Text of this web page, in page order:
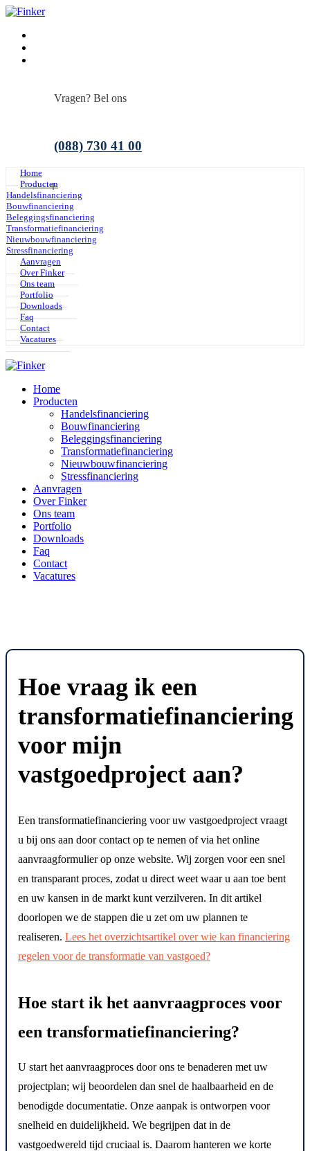
Have any Questions?
(088) 730 41 00
Home
Producten
Handelsfinanciering
Bouwfinanciering
Beleggingsfinanciering
Transformatiefinanciering
Nieuwbouwfinanciering
Stressfinanciering
Aanvragen
Over Finker
Ons team
Portfolio
Downloads
Faq
Contact
Vacatures
Home
Producten
Handelsfinanciering
Bouwfinanciering
Beleggingsfinanciering
Transformatiefinanciering
Nieuwbouwfinanciering
Stressfinanciering
Aanvragen
Over Finker
Ons team
Portfolio
Downloads
Faq
Contact
Vacatures
Hoe vraag ik een
transformatiefinanciering
voor mijn
vastgoedproject aan?
Een transformatiefinanciering voor uw vastgoedproject vraagt
u bij ons aan door contact op te nemen of via het online
aanvraagformulier op onze website. Wij zorgen voor een snel
en transparant proces, zodat u direct weet waar u aan toe bent
en uw kansen in de markt kunt verzilveren. In dit artikel
doorlopen we de stappen die u zet om uw plannen te
realiseren. Lees het overzichtsartikel over wie kan financiering
regelen voor de transformatie van vastgoed?
Hoe start ik het aanvraagproces voor
een transformatiefinanciering?
U start het aanvraagproces door ons te benaderen met uw
projectplan; wij beoordelen dan snel de haalbaarheid en de
benodigde documentatie. Onze aanpak is ontworpen voor
snelheid en duidelijkheid. We begrijpen dat in de
vastgoedwereld tijd cruciaal is. Daarom hanteren we korte